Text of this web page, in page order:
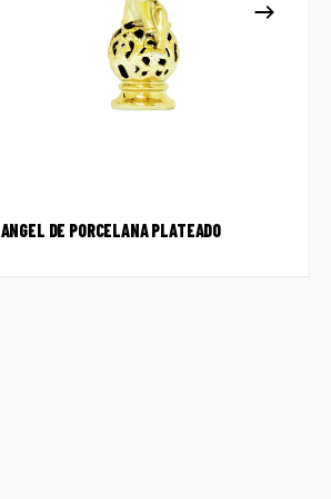
ANGEL DE PORCELANA PLATEADO